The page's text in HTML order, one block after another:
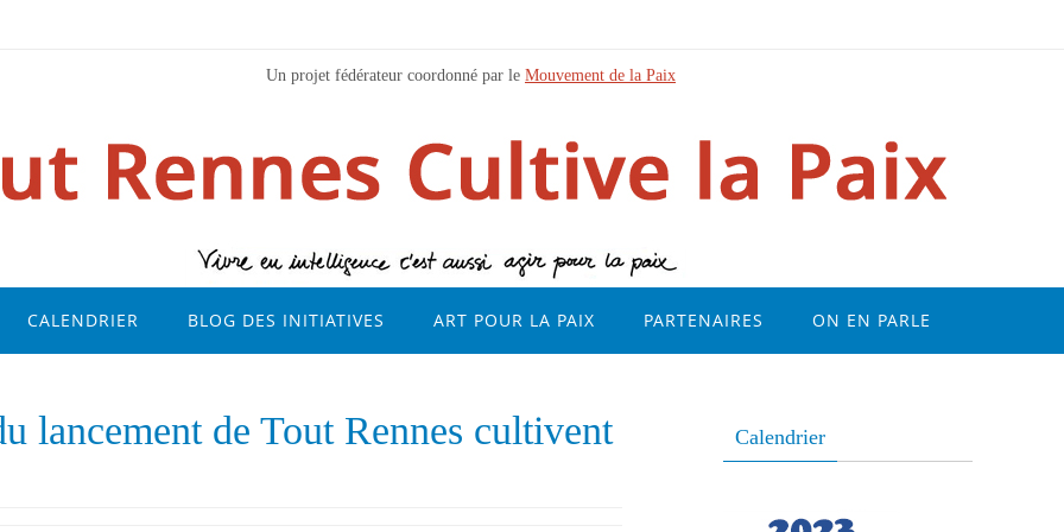
Un projet fédérateur coordonné par le Mouvement de la Paix
CALENDRIER BLOG DES INITIATIVES ART POUR LA PAIX PARTENAIRES ON EN PARLE
lancement de Tout Rennes cultivent
Calendrier